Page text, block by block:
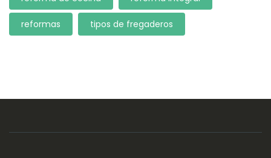
reformas tipos de fregaderos